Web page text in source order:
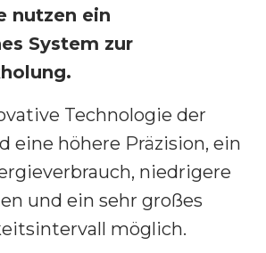
nutzen ein
System zur
Technologie der
eine höhere Präzision, ein
niedrigere
und ein sehr großes
möglich.